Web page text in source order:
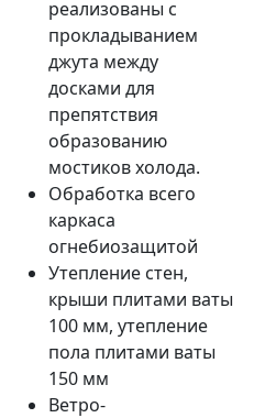
реализованы с
прокладыванием
джута между
досками для
препятствия
образованию
мостиков холода.
Обработка всего
каркаса
огнебиозащитой
Утепление стен,
крыши плитами ваты
100 мм, утепление
пола плитами ваты
150 мм
Ветро-